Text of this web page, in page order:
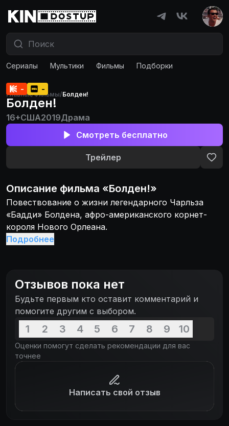
Сериалы Мультики Фильмы Подборки
Главная/Фильмы/Болден!
- -
Болден!
16+США2019Драма
Смотреть бесплатно
Трейлер
Описание фильма «Болден!»
Повествование о жизни легендарного Чарльза
«Бадди» Болдена, афро-американского корнет-
короля Нового Орлеана.
Подробнее
Отзывов пока нет
Будьте первым кто оставит комментарий и
помогите другим с выбором.
1 2 3 4 5 6 7 8 9 10
Оценки помогут сделать рекомендации для вас
точнее
Написать свой отзыв